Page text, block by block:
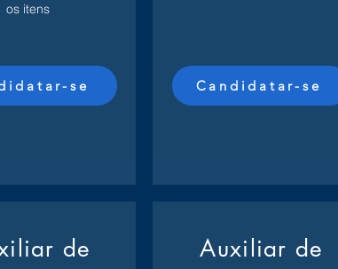
os itens
se
de
Candidatar-se
Auxiliar de